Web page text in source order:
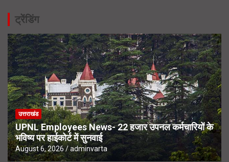
ट्रेंडिंग
उत्तराखंड
UPNL Employees News- 22 हजार उपनल कर्मचारियों के
भविष्य पर हाईकोर्ट में सुनवाई
August 6, 2026 adminvarta